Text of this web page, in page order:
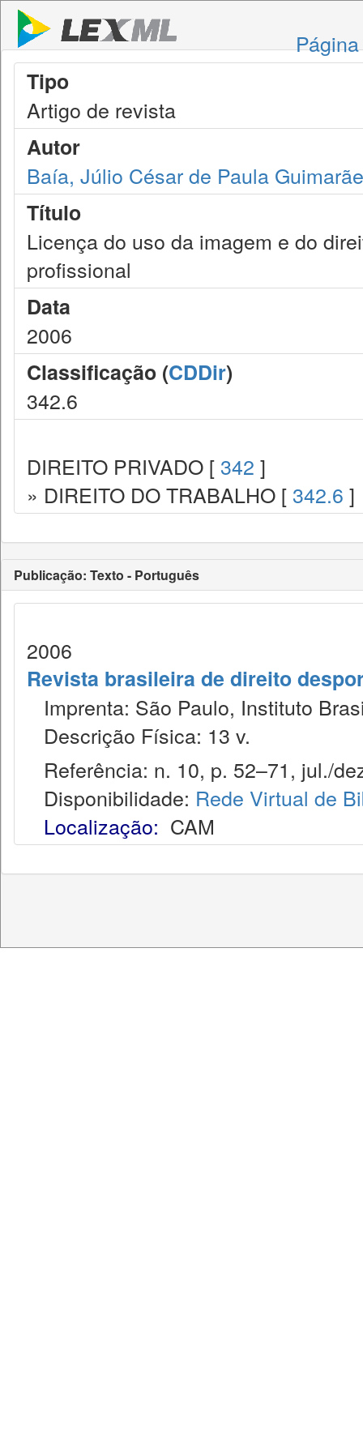
Tipo
Artigo de revista
Autor
Baía, Júlio César de Paula
Título
Licença do uso da imagem e do
profissional
Data
2006
Classificação (CDDir)
342.6
DIREITO PRIVADO [ 342 ]
» DIREITO DO TRABALHO [ 342.6 ]
Publicação: Texto - Português
2006
Revista brasileira de direito
Imprenta: São Paulo, Instituto
Descrição Física: 13 v.
Referência: n. 10, p. 52–71, jul./
Disponibilidade: Rede Virtual de
Localização: CAM